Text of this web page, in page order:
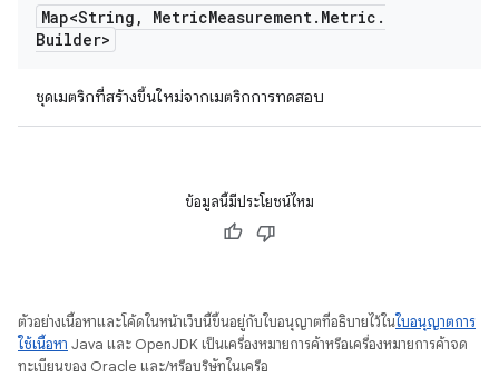
Map<String , MetricMeasurement. Metric .
Builder>
ชุดเมตริกที่สร้างขึ้นใหม่จากเมตริกการทดสอบ
ข้อมูลนี้มีประโยชน์ไหม
ตัวอย่างเนื้อหาและโค้ดในหน้าเว็บนี้ขึ้นอยู่กับใบอนุญาตที่อธิบายไว้ในใบอนุญาตการ
ใช้เนื้อหา Java และ OpenJDK เป็นเครื่องหมายการค้าหรือเครื่องหมายการค้าจด
ทะเบียนของ Oracle และ/หรือบริษัทในเครือ